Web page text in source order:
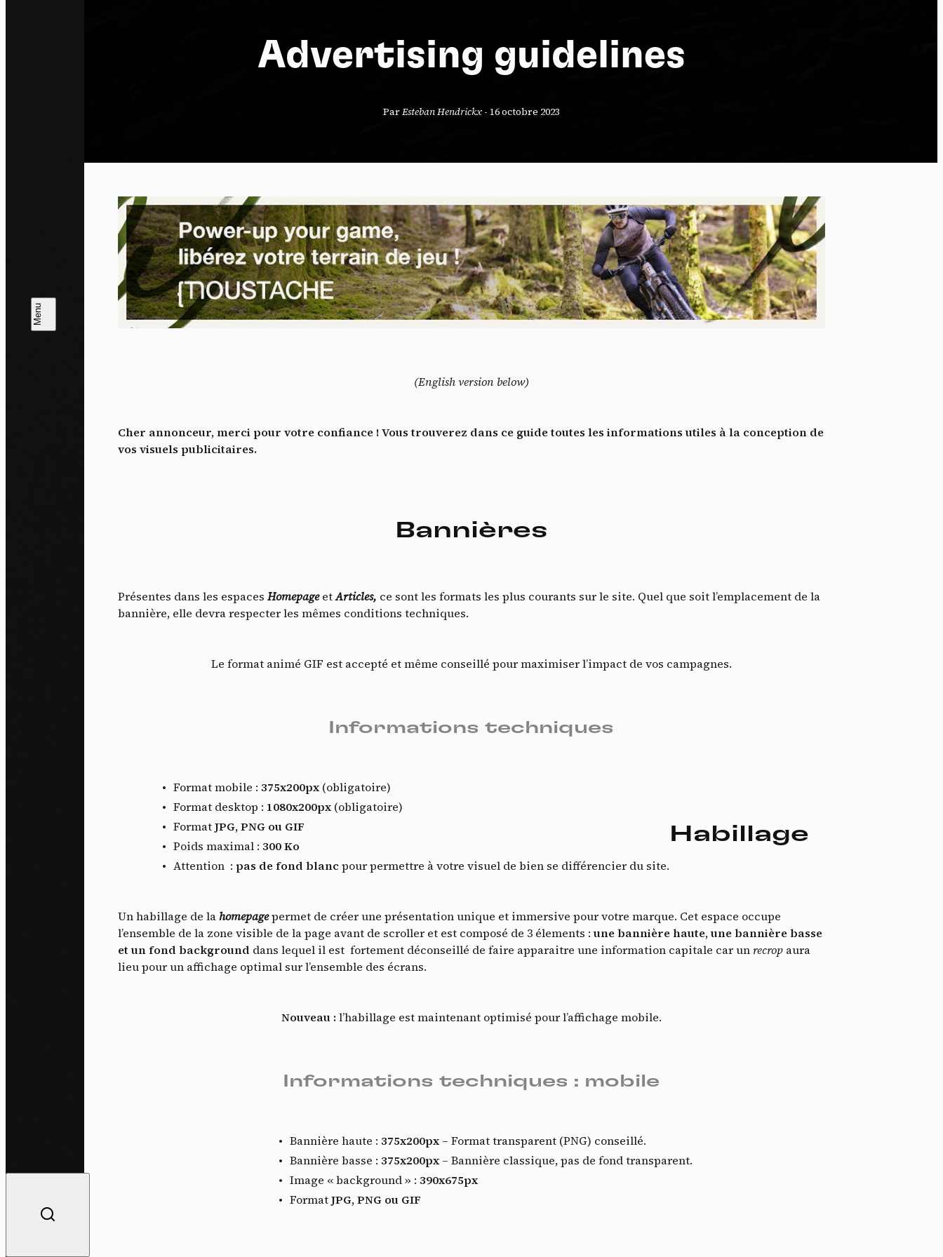
Advertising guidelines
ParEsteban Hendrickx- 16 octobre 2023
(English version below)
Cher annonceur, merci pour votre confiance ! Vous trouverez dans ce guide toutes les informations utiles à la conception de
vos visuels publicitaires.
Bannières
Présentes dans les espaces HomepageetArticles, ce sont les formats les plus courants sur le site. Quel que soit l’emplacement de la
bannière, elle devra respecter les mêmes conditions techniques.
Le format animé GIF est accepté et même conseillé pour maximiser l’impact de vos campagnes.
Informations techniques
Format mobile : 375x200px(obligatoire)
Format desktop : 1080x200px (obligatoire)
FormatJPG, PNG ou GIF
Poids maximal : 300 Ko
Attention : pas de fond blancpour permettre à votre visuel de bien se différencier du site.
Habillage
Un habillage de lahomepagepermet de créer une présentation unique et immersive pour votre marque. Cet espace occupe
l’ensemble de la zone visible de la page avant de scroller et est composé de 3 élements :une bannière haute, une bannière basse
et un fond background dans lequel il est fortement déconseillé de faire apparaitre une information capitale car unrecrop aura
lieu pour un affichage optimal sur l’ensemble des écrans.
Nouveau :l’habillage est maintenant optimisé pour l’affichage mobile.
Informations techniques : mobile
Bannière haute : 375x200px– Format transparent (PNG) conseillé.
Bannière basse : 375x200px– Bannière classique, pas de fond transparent.
Image « background » : 390x675px
FormatJPG, PNG ou GIF
J'accepte de recevoir cette lettre d'information et je comprends que je peux facilement me
Politique de confidentialité
Tout accepter Tout refuser
Vidéos
interdit Ce service peut déposer 8 cookies.